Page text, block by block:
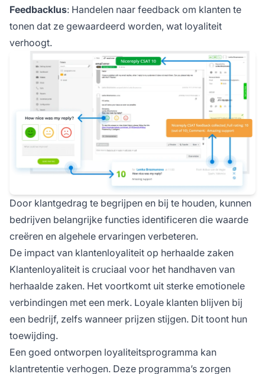
Feedbacklus: Handelen naar feedback om klanten te
tonen dat ze gewaardeerd worden, wat loyaliteit
verhoogt.
Door klantgedrag te begrijpen en bij te houden, kunnen
bedrijven belangrijke functies identificeren die waarde
creëren en algehele ervaringen verbeteren.
De impact van klantenloyaliteit op herhaalde zaken
Klantenloyaliteit is cruciaal voor het handhaven van
herhaalde zaken. Het voortkomt uit sterke emotionele
verbindingen met een merk. Loyale klanten blijven bij
een bedrijf, zelfs wanneer prijzen stijgen. Dit toont hun
toewijding.
Een goed ontworpen loyaliteitsprogramma kan
klantretentie verhogen. Deze programma’s zorgen